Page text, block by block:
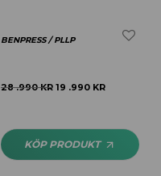
BENPRESS / PLLP
28 .990KR 19 .990 KR
KÖP PRODUKT